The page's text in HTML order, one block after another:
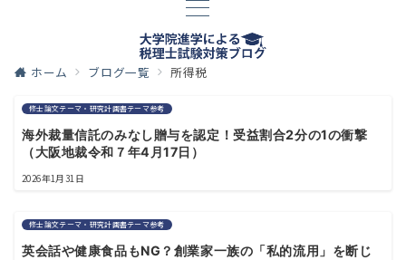
ホーム ブログ一覧 所得税
修士論文テーマ・研究計画書テーマ参考
海外裁量信託のみなし贈与を認定！受益割合2分の1の衝撃
（大阪地裁令和７年4月17日）
2026年1月31日
修士論文テーマ・研究計画書テーマ参考
英会話や健康食品もNG？創業家一族の「私的流用」を断じ